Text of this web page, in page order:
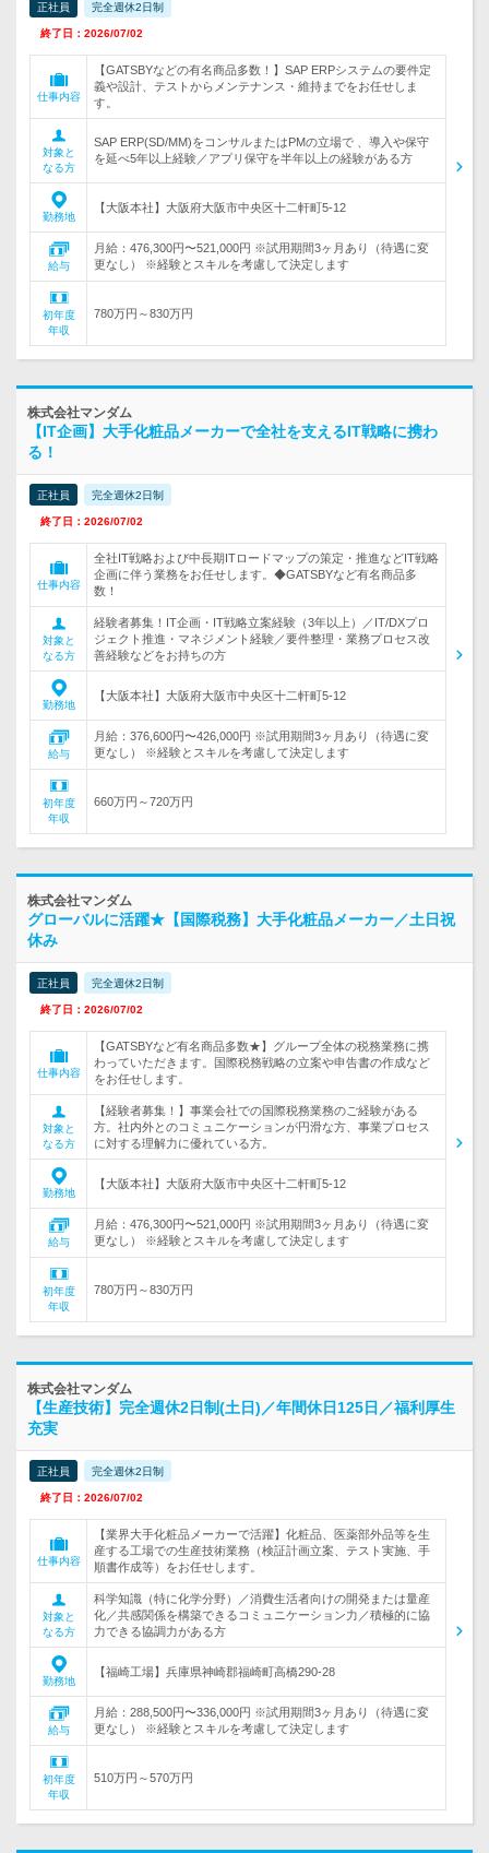
正社員 完全週休2日制
終了日：2026/07/02
仕事内容
【GATSBYなどの有名商品多数！】SAP ERPシステムの要件定
義や設計、テストからメンテナンス・維持までをお任せしま
す。
対象と
なる方
SAP ERP(SD/MM)をコンサルまたはPMの立場で 、導入や保守
を延べ5年以上経験／アプリ保守を半年以上の経験がある方
勤務地
【大阪本社】大阪府大阪市中央区十二軒町5-12
給与
月給：476,300円〜521,000円 ※試用期間3ヶ月あり（待遇に変
更なし） ※経験とスキルを考慮して決定します
初年度
年収
780万円～830万円
株式会社マンダム
【IT企画】大手化粧品メーカーで全社を支えるIT戦略に携わ
る！
正社員 完全週休2日制
終了日：2026/07/02
仕事内容
全社IT戦略および中長期ITロードマップの策定・推進などIT戦略
企画に伴う業務をお任せします。◆GATSBYなど有名商品多
数！
対象と
なる方
経験者募集！IT企画・IT戦略立案経験（3年以上）／IT/DXプロ
ジェクト推進・マネジメント経験／要件整理・業務プロセス改
善経験などをお持ちの方
勤務地
【大阪本社】大阪府大阪市中央区十二軒町5-12
給与
月給：376,600円〜426,000円 ※試用期間3ヶ月あり（待遇に変
更なし） ※経験とスキルを考慮して決定します
初年度
年収
660万円～720万円
株式会社マンダム
グローバルに活躍★【国際税務】大手化粧品メーカー／土日祝
休み
正社員 完全週休2日制
終了日：2026/07/02
仕事内容
【GATSBYなど有名商品多数★】グループ全体の税務業務に携
わっていただきます。国際税務戦略の立案や申告書の作成など
をお任せします。
対象と
なる方
【経験者募集！】事業会社での国際税務業務のご経験がある
方。社内外とのコミュニケーションが円滑な方、事業プロセス
に対する理解力に優れている方。
勤務地
【大阪本社】大阪府大阪市中央区十二軒町5-12
給与
月給：476,300円〜521,000円 ※試用期間3ヶ月あり（待遇に変
更なし） ※経験とスキルを考慮して決定します
初年度
年収
780万円～830万円
株式会社マンダム
【生産技術】完全週休2日制(土日)／年間休日125日／福利厚生
充実
正社員 完全週休2日制
終了日：2026/07/02
仕事内容
【業界大手化粧品メーカーで活躍】化粧品、医薬部外品等を生
産する工場での生産技術業務（検証計画立案、テスト実施、手
順書作成等）をお任せします。
対象と
なる方
科学知識（特に化学分野）／消費生活者向けの開発または量産
化／共感関係を構築できるコミュニケーション力／積極的に協
力できる協調力がある方
勤務地
【福崎工場】兵庫県神崎郡福崎町高橋290-28
給与
月給：288,500円〜336,000円 ※試用期間3ヶ月あり（待遇に変
更なし） ※経験とスキルを考慮して決定します
初年度
年収
510万円～570万円